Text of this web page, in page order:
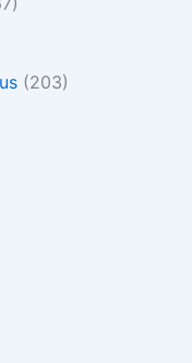
(203)